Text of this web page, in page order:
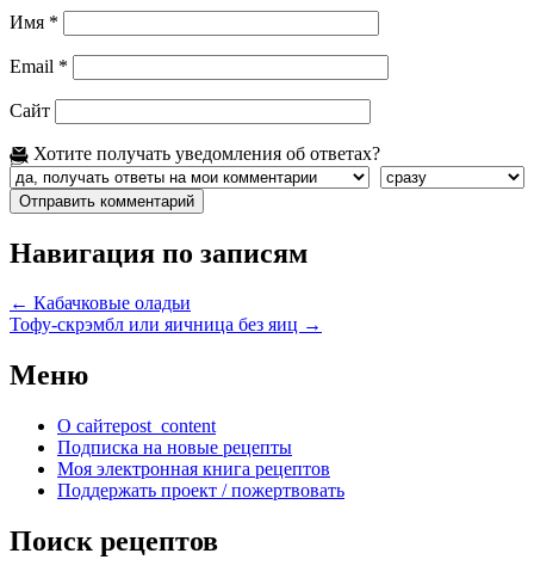
Имя *
Email *
Сайт
Хотите получать уведомления об ответах?
Навигация по записям
← Кабачковые оладьи
Тофу-скрэмбл или яичница без яиц →
Меню
О сайтеpost_content
Подписка на новые рецепты
Моя электронная книга рецептов
Поддержать проект / пожертвовать
Поиск рецептов